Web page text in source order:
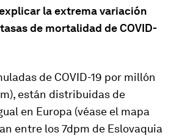
la extrema variación
de mortalidad de COVID-
de COVID-19 por millón
están distribuidas de
en Europa (véase el mapa
entre los 7dpm de Eslovaquia